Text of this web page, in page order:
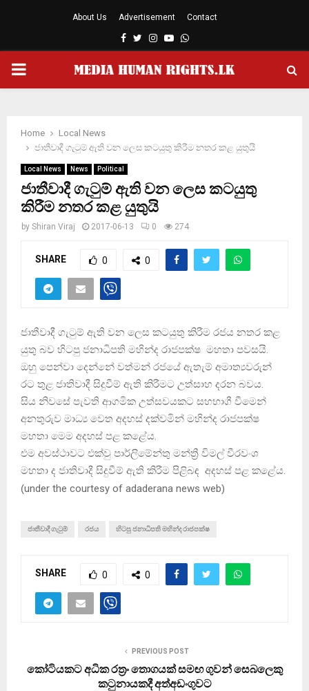
About Us Advertisement Contact
Facebook
TwitterInstagram
YoutubeWhatsapp
PRIMARY
Home
Local News
ජාතීවාදී ගැටුම් ඇති වන ලෙස කටයුතු කිරීම නතර කළ යුතුයි
Local News News Political
ජාතීවාදී ගැටුම් ඇති වන ලෙස කටයුතු
කිරීම නතර කළ යුතුයි
by Shiran Viraj 2017-06-13 0 274
SHARE 0 0
ජාතීවාදී ගැටුම් ඇති වන ලෙස කටයුතු කිරීම රජය නතර කළ
යුතු බව හිටපු ජනාධිපති මහින්ද රාජපක්ෂ මහතා පවසයි.
ඔහු පෙන්වා දෙන්නේ වත්මන් රජයේ ඇතැම් අමාත්‍යවරුන්
රට තුළ ජාතිවාදී සිදුවීම් ඇති කිරීමට උත්සාහ දරන බවය.
සිය නිවසේ පැවති ආගමික උත්සවයකට සහභාගී වීමෙන්
අනතුරුව මාධ්‍ය වෙත අදහස් දක්වමින් මහින්ද රාජපක්ෂ
මහතා මෙම අදහස් පළ කළේය.
එම අවස්ථාවට එක්වු පාර්ලිමේන්තු මන්ත්‍රී විමල් වීරවංශ
මහතා ද ජාතිවාදී සිදුවීම් ඇති කිරීම පිළිබඳ අදහස් පළ කළේය.
(under the courtesy of adaderana news web)
ජාතීවාදී ගැටුම් රජය හිටපු ජනාධිපති මහින්ද රාජපක්ෂ
SHARE 0 0
PREVIOUS POST
කෝටියකට අධික රත්‍රං තොගයක් සමඟ ගුවන් සෙබලෙකු
කටුනායකදී අත්අඩංගුවට